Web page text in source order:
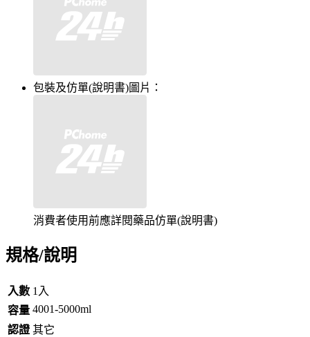
包裝及仿單(說明書)圖片：
消費者使用前應詳閱藥品仿單(說明書)
規格/說明
入數 1入
容量 4001-5000ml
認證 其它